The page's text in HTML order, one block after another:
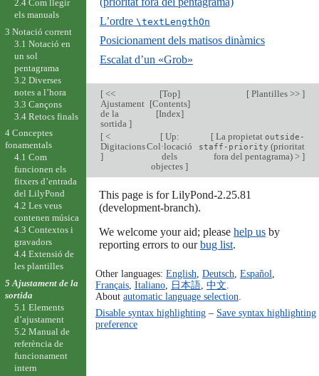
L’ordre \textLengthOn
Posicionament dels matisos dinàmics
Escalat d’un «Grob»
[<<
Ajustament
de la
sortida ]
[Top]
[Contents]
[Index]
[Plantilles >> ]
[<
Digitacions
]
[Up:
Col·locació
dels
objectes]
[La propietat outside-
staff-priority (prioritat
fora del pentagrama) > ]
This page is for LilyPond-2.25.81
(development-branch).
We welcome your aid; please help usby
reporting errors to ourbug list.
Other languages: English Deutsch Español
Français, Italiano, 日本語, 中文
About automatic language selection
Disable syntax highlighting– Save syntax highlighting
preference
2.4 Com llegir
els manuals
3 Notació corrent
3.1 Notació en
un sol
pentagrama
3.2 Diverses
notes a l’hora
3.3 Cançons
3.4 Retocs finals
4 Conceptes
fonamentals
4.1 Com
funcionen els
fitxers d’entrada
del LilyPond
4.2 Les veus
contenen música
4.3 Contextos i
gravadors
4.4 Extensió de
les plantilles
5 Ajustament de la
sortida
5.1 Elements
d’ajustament
5.2 Manual de
referència de
funcionament
intern